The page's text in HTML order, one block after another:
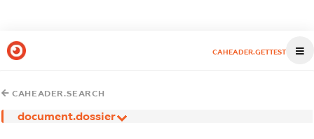
CAHEADER.GETTEST
CAHEADER.SEARCH
document.dossier